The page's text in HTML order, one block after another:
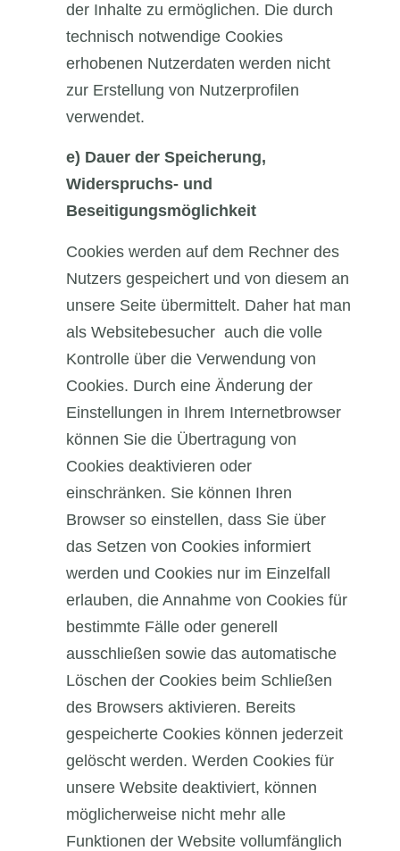
der Inhalte zu ermöglichen. Die durch
technisch notwendige Cookies
erhobenen Nutzerdaten werden nicht
zur Erstellung von Nutzerprofilen
verwendet.
e) Dauer der Speicherung,
Widerspruchs- und
Beseitigungsmöglichkeit
Cookies werden auf dem Rechner des
Nutzers gespeichert und von diesem an
unsere Seite übermittelt. Daher hat man
als Websitebesucher auch die volle
Kontrolle über die Verwendung von
Cookies. Durch eine Änderung der
Einstellungen in Ihrem Internetbrowser
können Sie die Übertragung von
Cookies deaktivieren oder
einschränken. Sie können Ihren
Browser so einstellen, dass Sie über
das Setzen von Cookies informiert
werden und Cookies nur im Einzelfall
erlauben, die Annahme von Cookies für
bestimmte Fälle oder generell
ausschließen sowie das automatische
Löschen der Cookies beim Schließen
des Browsers aktivieren. Bereits
gespeicherte Cookies können jederzeit
gelöscht werden. Werden Cookies für
unsere Website deaktiviert, können
möglicherweise nicht mehr alle
Funktionen der Website vollumfänglich